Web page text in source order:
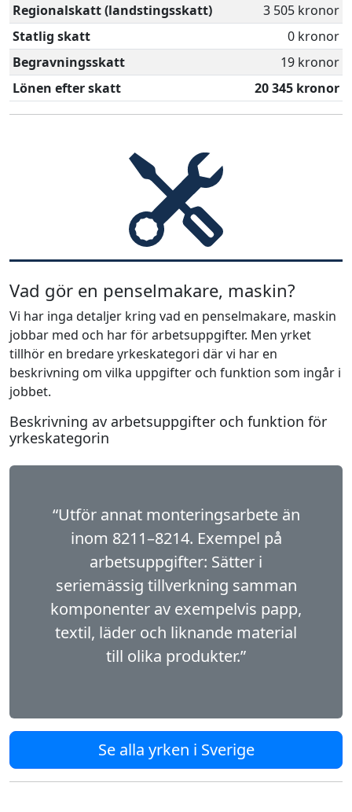
Regionalskatt (landstingsskatt)
3 505 kronor
Statlig skatt
0 kronor
Begravningsskatt
19 kronor
Lönen efter skatt
20 345 kronor
Vad gör en penselmakare, maskin?
Vi har inga detaljer kring vad en penselmakare, maskin
jobbar med och har för arbetsuppgifter. Men yrket
tillhör en bredare yrkeskategori där vi har en
beskrivning om vilka uppgifter och funktion som ingår i
jobbet.
Beskrivning av arbetsuppgifter och funktion för
yrkeskategorin
“Utför annat monteringsarbete än
inom 8211–8214. Exempel på
arbetsuppgifter: Sätter i
seriemässig tillverkning samman
komponenter av exempelvis papp,
textil, läder och liknande material
till olika produkter.”
Se alla yrken i Sverige